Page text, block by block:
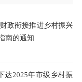
政衔接推进乡村振兴
南的通知
达2025年市级乡村振